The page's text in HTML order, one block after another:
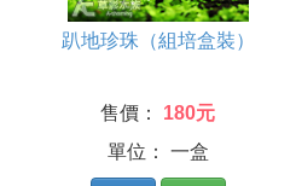
趴地珍珠（組培盒裝）
售價：
180元
單位： 一盒